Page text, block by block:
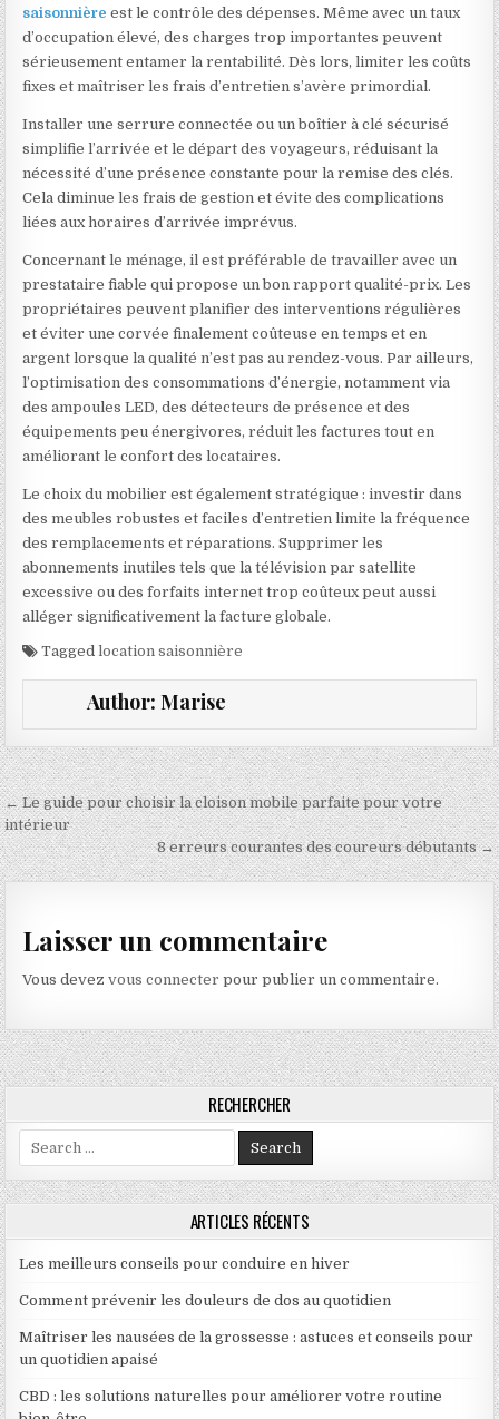
saisonnière est le contrôle des dépenses. Même avec un taux
d’occupation élevé, des charges trop importantes peuvent
sérieusement entamer la rentabilité. Dès lors, limiter les coûts
fixes et maîtriser les frais d’entretien s’avère primordial.
Installer une serrure connectée ou un boîtier à clé sécurisé
simplifie l’arrivée et le départ des voyageurs, réduisant la
nécessité d’une présence constante pour la remise des clés.
Cela diminue les frais de gestion et évite des complications
liées aux horaires d’arrivée imprévus.
Concernant le ménage, il est préférable de travailler avec un
prestataire fiable qui propose un bon rapport qualité-prix. Les
propriétaires peuvent planifier des interventions régulières
et éviter une corvée finalement coûteuse en temps et en
argent lorsque la qualité n’est pas au rendez-vous. Par ailleurs,
l’optimisation des consommations d’énergie, notamment via
des ampoules LED, des détecteurs de présence et des
équipements peu énergivores, réduit les factures tout en
améliorant le confort des locataires.
Le choix du mobilier est également stratégique : investir dans
des meubles robustes et faciles d’entretien limite la fréquence
des remplacements et réparations. Supprimer les
abonnements inutiles tels que la télévision par satellite
excessive ou des forfaits internet trop coûteux peut aussi
alléger significativement la facture globale.
Taggedlocation saisonnière
Author: Marise
Navigation de l’article
← Le guide pour choisir la cloison mobile parfaite pour votre
intérieur
8 erreurs courantes des coureurs débutants →
Laisser un commentaire
Vous devezvous connecter pour publier un commentaire.
RECHERCHER
Search for:
ARTICLES RÉCENTS
Les meilleurs conseils pour conduire en hiver
Comment prévenir les douleurs de dos au quotidien
Maîtriser les nausées de la grossesse : astuces et conseils pour
un quotidien apaisé
CBD : les solutions naturelles pour améliorer votre routine